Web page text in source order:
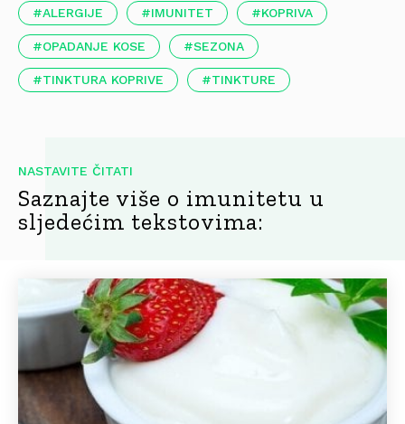
ALERGIJE IMUNITET KOPRIVA
OPADANJE KOSE SEZONA
TINKTURA KOPRIVE TINKTURE
Saznajte više o imunitetu u
sljedećim tekstovima:
NASTAVITE ČITATI